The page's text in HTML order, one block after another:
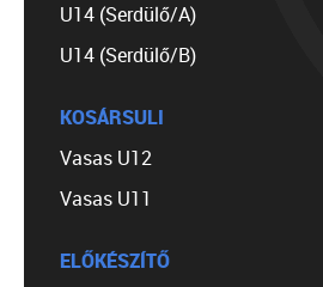
U14 (Serdülő/A)
U14 (Serdülő/B)
KOSÁRSULI
Vasas U12
Vasas U11
ELŐKÉSZÍTŐ